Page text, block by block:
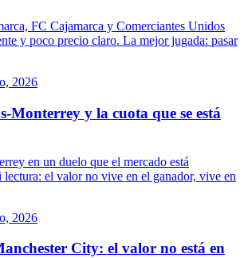
FC Cajamarca y Comerciantes Unidos
y poco precio claro. La mejor jugada: pasar
2026
Monterrey y la cuota que se está
en un duelo que el mercado está
lectura: el valor no vive en el ganador, vive en
2026
City: el valor no está en